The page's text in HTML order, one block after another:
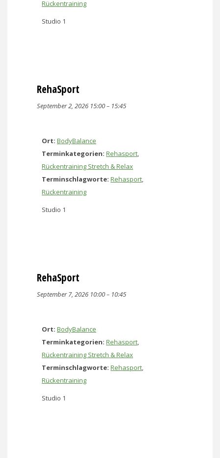
Rückentraining
Studio 1
RehaSport
September 2, 2026 15:00– 15:45
Ort: BodyBalance
Terminkategorien: Rehasport,
Rückentraining Stretch & Relax
Terminschlagworte: Rehasport,
Rückentraining
Studio 1
RehaSport
September 7, 2026 10:00– 10:45
Ort: BodyBalance
Terminkategorien: Rehasport,
Rückentraining Stretch & Relax
Terminschlagworte: Rehasport,
Rückentraining
Studio 1